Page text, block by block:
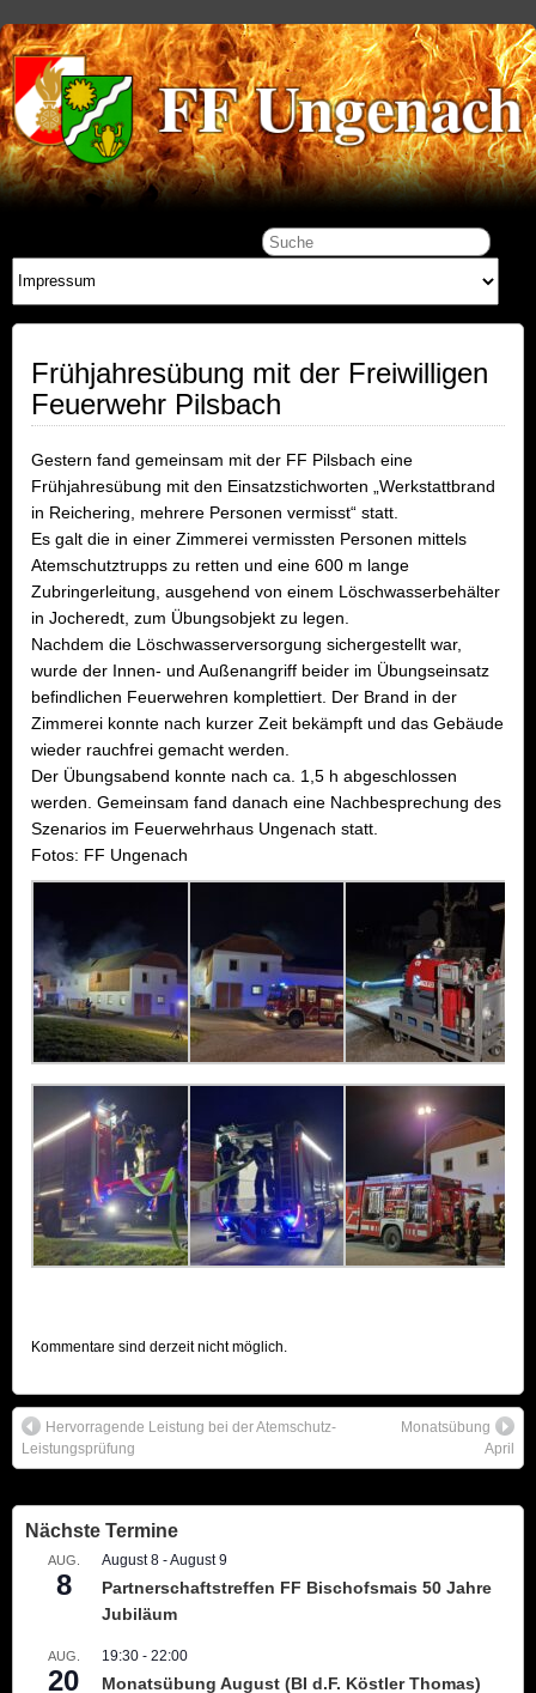
Frühjahresübung mit der Freiwilligen
Feuerwehr Pilsbach
Gestern fand gemeinsam mit der FF Pilsbach eine
Frühjahresübung mit den Einsatzstichworten „Werkstattbrand
in Reichering, mehrere Personen vermisst“ statt.
Es galt die in einer Zimmerei vermissten Personen mittels
Atemschutztrupps zu retten und eine 600 m lange
Zubringerleitung, ausgehend von einem Löschwasserbehälter
in Jocheredt, zum Übungsobjekt zu legen.
Nachdem die Löschwasserversorgung sichergestellt war,
wurde der Innen- und Außenangriff beider im Übungseinsatz
befindlichen Feuerwehren komplettiert. Der Brand in der
Zimmerei konnte nach kurzer Zeit bekämpft und das Gebäude
wieder rauchfrei gemacht werden.
Der Übungsabend konnte nach ca. 1,5 h abgeschlossen
werden. Gemeinsam fand danach eine Nachbesprechung des
Szenarios im Feuerwehrhaus Ungenach statt.
Fotos: FF Ungenach
Kommentare sind derzeit nicht möglich.
Hervorragende Leistung bei der Atemschutz-
Leistungsprüfung
Monatsübung
April
Nächste Termine
AUG.
8
August 8 -August 9
Partnerschaftstreffen FF Bischofsmais 50 Jahre
Jubiläum
AUG.
20
19:30 - 22:00
Monatsübung August (BI d.F. Köstler Thomas)